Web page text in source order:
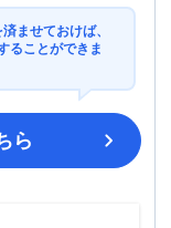
ませておけば、
ることができま
ら